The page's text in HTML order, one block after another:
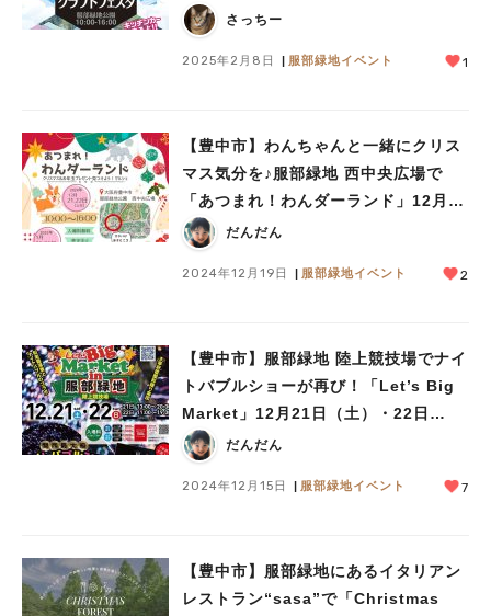
16日（日）開催
さっちー
2025年2月8日 服部緑地イベント 1
【豊中市】わんちゃんと一緒にクリス
マス気分を♪服部緑地 西中央広場で
「あつまれ！わんダーランド」12月21
日（土）・22日（日）開催（教えたい
／教えて）
だんだん
2024年12月19日 服部緑地イベント 2
【豊中市】服部緑地 陸上競技場でナイ
トバブルショーが再び！「Let’s Big
Market」12月21日（土）・22日
（日）開催
だんだん
2024年12月15日 服部緑地イベント 7
【豊中市】服部緑地にあるイタリアン
レストラン“sasa”で「Christmas